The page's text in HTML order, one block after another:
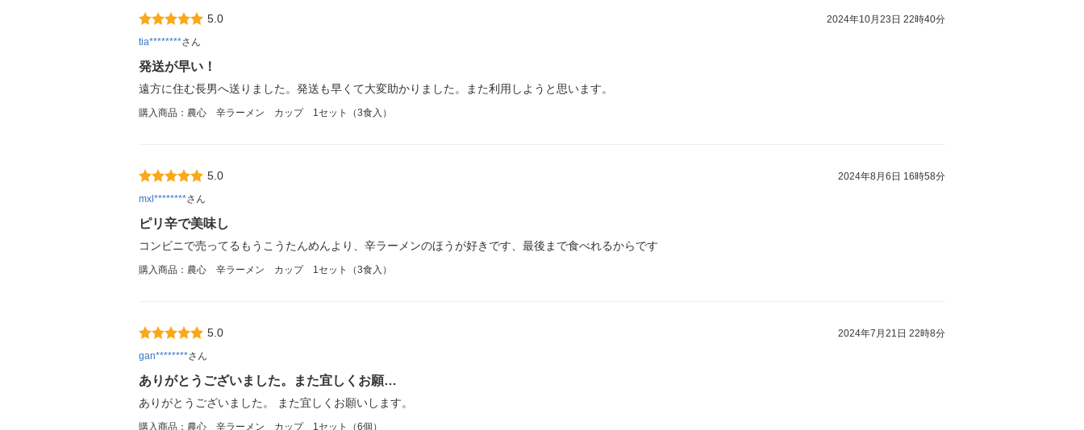
5.0
2024年10月23日 22時40分
tia********さん
発送が早い！
遠方に住む長男へ送りました。発送も早くて大変助かりました。また利用しようと思います。
購入商品：農心 辛ラーメン カップ 1セット（3食入）
5.0
2024年8月6日 16時58分
mxl********さん
ピリ辛で美味し
コンビニで売ってるもうこうたんめんより、辛ラーメンのほうが好きです、最後まで食べれるからです
購入商品：農心 辛ラーメン カップ 1セット（3食入）
5.0
2024年7月21日 22時8分
gan********さん
ありがとうございました。また宜しくお願…
ありがとうございました。 また宜しくお願いします。
購入商品：農心 辛ラーメン カップ 1セット（6個）